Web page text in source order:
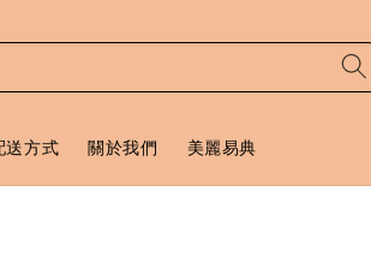
送方式 關於我們 美麗易典